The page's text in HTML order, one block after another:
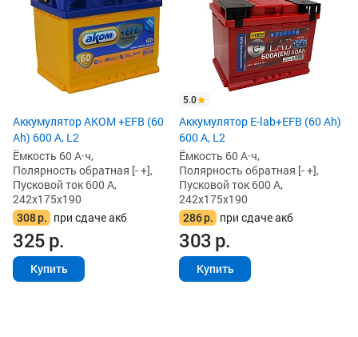
Аккумулятор AKOM +EFB (60
Ah) 600 А, L2
Ёмкость 60 А·ч,
Полярность обратная [- +],
Пусковой ток 600 А,
242x175x190
308р. при сдаче акб
325р.
Купить
5.0
Аккумулятор E-lab+EFB (60 Ah)
600 А, L2
Ёмкость 60 А·ч,
Полярность обратная [- +],
Пусковой ток 600 А,
242x175x190
286р. при сдаче акб
303р.
Купить